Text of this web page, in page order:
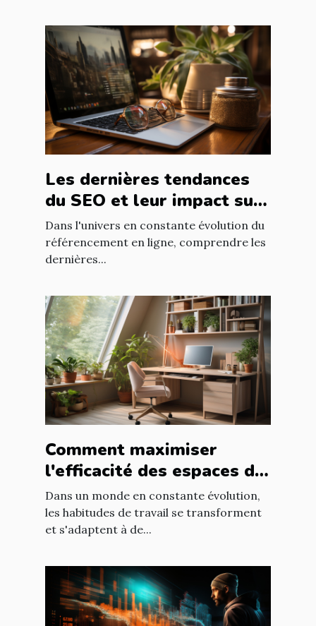
Les dernières tendances
du SEO et leur impact sur
le développement
professionnel dans le web
Dans l'univers en constante évolution du
référencement en ligne, comprendre les
dernières...
Comment maximiser
l'efficacité des espaces de
travail dans les logements
temporaires
Dans un monde en constante évolution,
les habitudes de travail se transforment
et s'adaptent à de...